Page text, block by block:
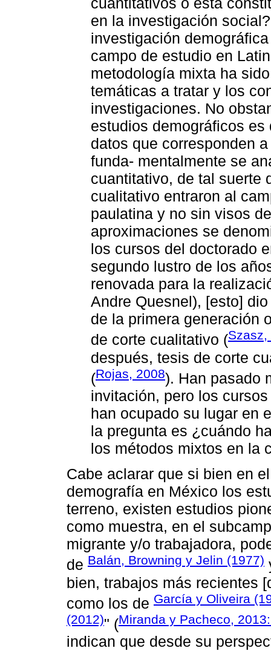
en la investigación
investigación
campo de estudio en
metodología mixta ha
temáticas a tratar y los
investigaciones. No
estudios demográficos
datos que corresponden
funda- mentalmente se
cuantitativo, de tal suerte
cualitativo entraron al
paulatina y no sin visos
aproximaciones se
los cursos del doctorado
segundo lustro de los
renovada para la
Andre Quesnel), [esto]
de la primera generación
de corte cualitativo (Szasz,
después, tesis de corte
(Rojas, 2008). Han pasado
invitación, pero los
han ocupado su lugar en
la pregunta es ¿cuándo
los métodos mixtos en la
Cabe aclarar que si bien en
demografía en México los
terreno, existen estudios
como muestra, en el
migrante y/o trabajadora,
de Balán, Browning y Jelin (1977)
bien, trabajos más recientes
como los de García y Oliveira
(2012)" (Miranda y Pacheco,
indican que desde su